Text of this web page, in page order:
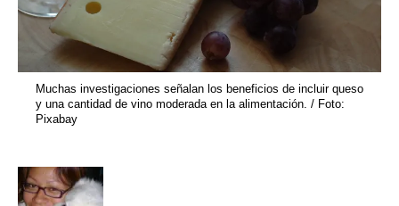
Muchas investigaciones señalan los beneficios de incluir queso
y una cantidad de vino moderada en la alimentación. / Foto:
Pixabay